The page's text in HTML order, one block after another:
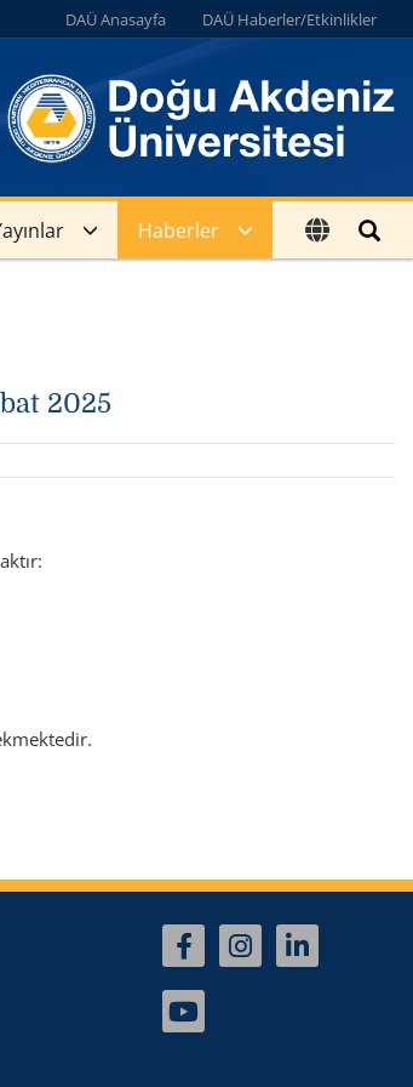
DAÜ Anasayfa DAÜ Haberler/Etkinlikler
Haberler
2025